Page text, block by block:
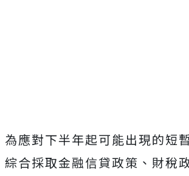
為應對下半年起可能出現的短
綜合採取金融信貸政策、財稅